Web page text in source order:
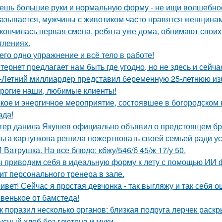
большие руки и нормальную форму - не ищи
мужчины с животиком часто нравятся
первая смена, ребята уже дома, обнимают
одно упражнение и всё тело в работе!
предлагает нам быть где угодно, но не здесь и
миллиардер представил беременную 25-летнюю
наши, любимые клиенты!
и энергичное мероприятие, состоявшее в богородском
данила Якушев официально объявил о предстоящем
картункова решила пожертвовать своей семьей ради
На все блюдо: кбжу/546/б 45/ж 17/у 50.
себя в идеальную форму к лету с помощью ИИ
персонального тренера в зале.
Сейчас я простая девчонка - так выгляжу и так
от бамстеда!
поразил несколько органов: близкая подруга лерчек